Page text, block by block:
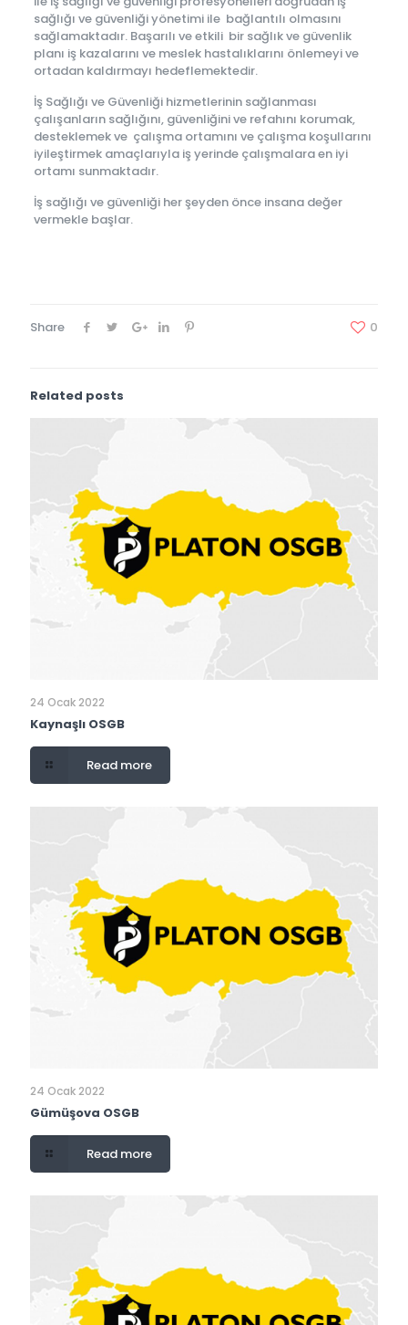
sağlığı ve güvenliği yönetimi ile bağlantılı olmasını
sağlamaktadır. Başarılı ve etkili bir sağlık ve güvenlik
planı iş kazalarını ve meslek hastalıklarını önlemeyi ve
ortadan kaldırmayı hedeflemektedir.
İş Sağlığı ve Güvenliği hizmetlerinin sağlanması
çalışanların sağlığını, güvenliğini ve refahını korumak,
desteklemek ve çalışma ortamını ve çalışma koşullarını
iyileştirmek amaçlarıyla iş yerinde çalışmalara en iyi
ortamı sunmaktadır.
İş sağlığı ve güvenliği her şeyden önce insana değer
vermekle başlar.
Share 0
Related posts
24 Ocak 2022
Kaynaşlı OSGB
Read more
24 Ocak 2022
Gümüşova OSGB
Read more